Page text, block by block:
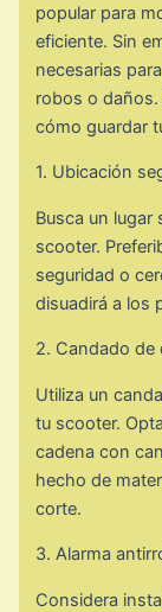
popular para
eficiente. Sin
necesarias
robos o
cómo guardar
1. Ubicación
Busca un lugar
scooter.
seguridad o
disuadirá a los
2. Candado de
Utiliza un
tu scooter.
cadena con
hecho de
corte.
3. Alarma
Considera